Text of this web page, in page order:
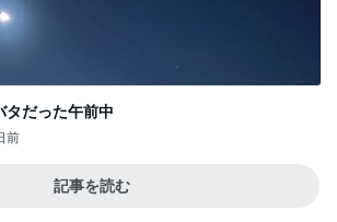
タだった午前中
前
記事を読む